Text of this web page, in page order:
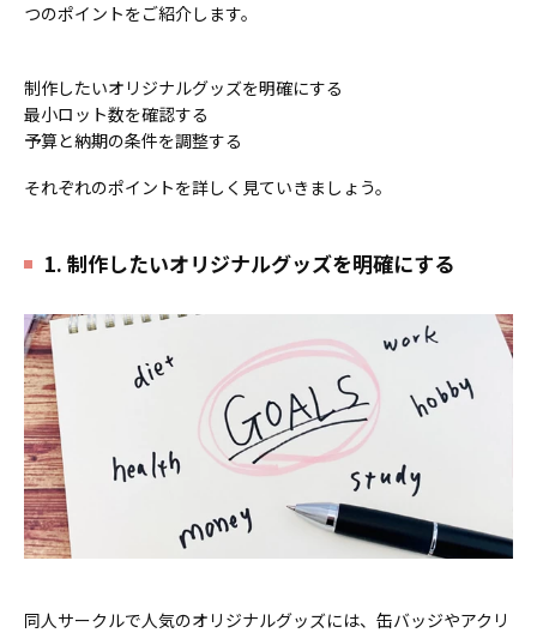
つのポイントをご紹介します。
制作したいオリジナルグッズを明確にする
最小ロット数を確認する
予算と納期の条件を調整する
それぞれのポイントを詳しく見ていきましょう。
1. 制作したいオリジナルグッズを明確にする
同人サークルで人気のオリジナルグッズには、缶バッジやアクリ